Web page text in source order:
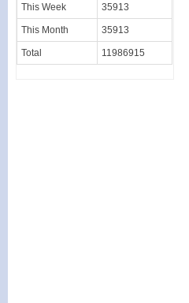
This Week 35913
This Month 35913
Total 11986915